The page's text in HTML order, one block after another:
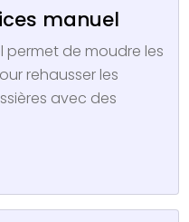
manuel
permet de moudre les
rehausser les
avec des